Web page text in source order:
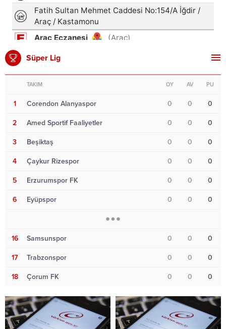
Süper Lig
TAKIM OY AV PU
1 Corendon Alanyaspor 0 0 0
2 Amed Sportif Faaliyetler 0 0 0
3 Beşiktaş 0 0 0
4 Çaykur Rizespor 0 0 0
5 Erzurumspor FK 0 0 0
6 Eyüpspor 0 0 0
16 Samsunspor 0 0 0
17 Trabzonspor 0 0 0
18 Çorum FK 0 0 0